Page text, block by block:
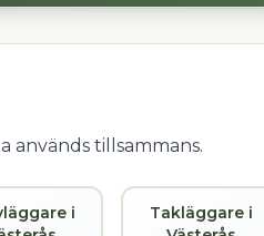
används tillsammans.
i
Takläggare i